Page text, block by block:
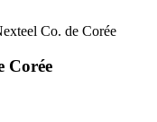
Co. de Corée
Corée